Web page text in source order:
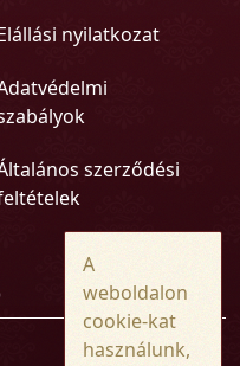
nyilatkozat
szerződési
A
weboldalon
cookie-kat
használunk,